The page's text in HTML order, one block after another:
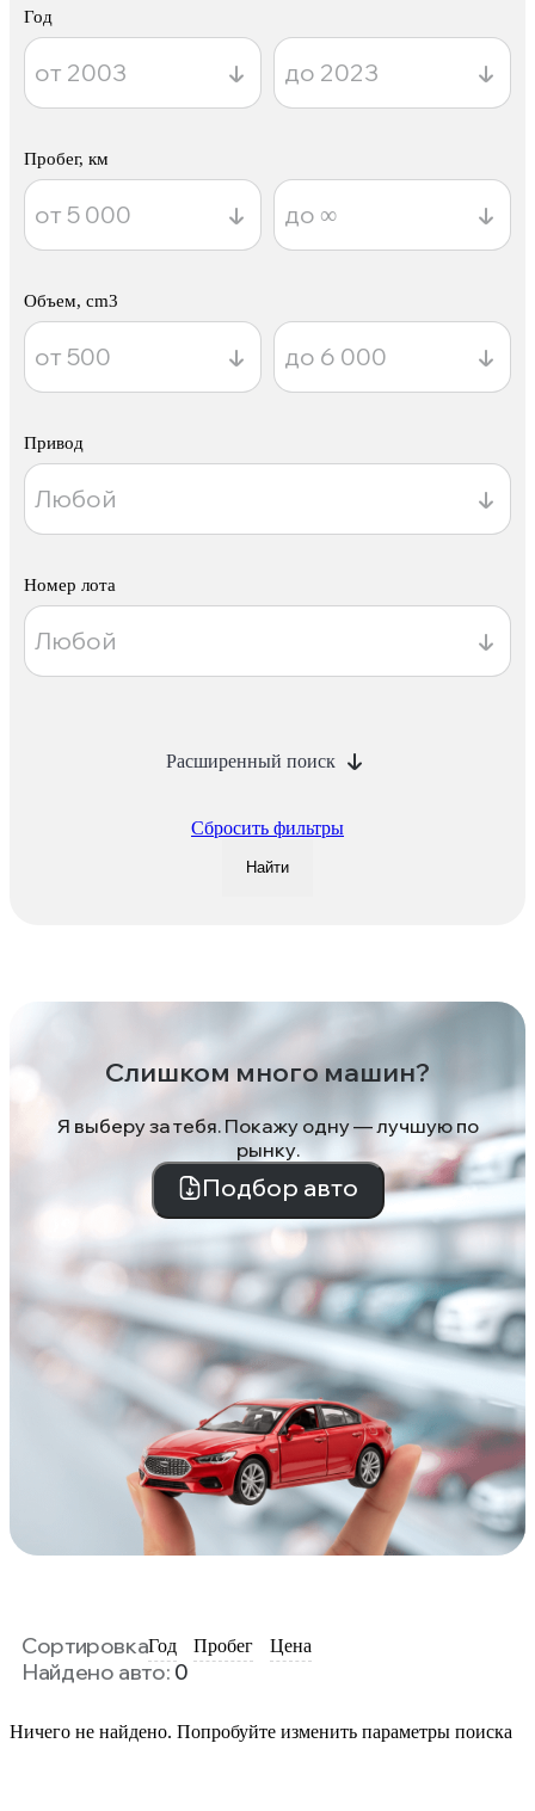
Год
Пробег, км
Объем, cm3
Привод
Номер лота
Расширенный поиск
Сбросить фильтры
Найти
Слишком много машин?
Я выберу за тебя. Покажу одну — лучшую по
рынку.
Подбор авто
СортировкаГод Пробег Цена
Найдено авто: 0
Ничего не найдено. Попробуйте изменить параметры поиска